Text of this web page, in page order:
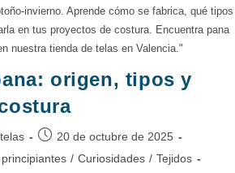
invierno. Aprende cómo se fabrica, qué tipos
en tus proyectos de costura. Encuentra pana
nuestra tienda de telas en Valencia."
origen, tipos y
Publicación
de
20 de octubre de 2025
/ Curiosidades / Tejidos